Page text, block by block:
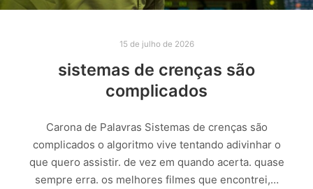
15 de julho de 2026
sistemas de crenças são
complicados
Carona de Palavras Sistemas de crenças são
complicados o algoritmo vive tentando adivinhar o
que quero assistir. de vez em quando acerta. quase
sempre erra. os melhores filmes que encontrei,…